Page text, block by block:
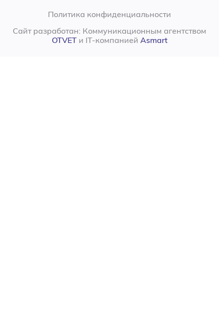
Политика конфиденциальности
Сайт разработан: Коммуникационным агентством
OTVETи IT-компанией Asmart